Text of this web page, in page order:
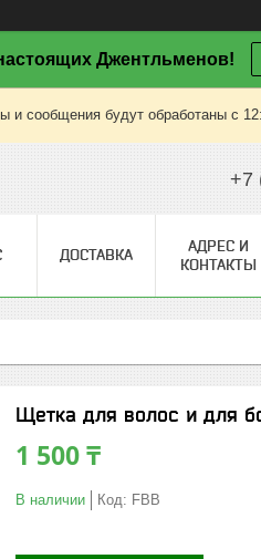
Джентльменов!
и сообщения будут обработаны с
+7
ДОСТАВКА
АДРЕС И
КОНТАКТЫ
Щетка для волос и для
1 500 ₸
В наличии Код: FBB